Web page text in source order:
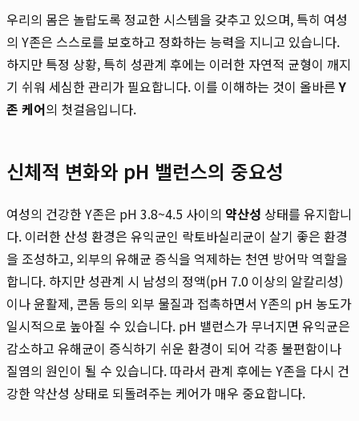
우리의 몸은 놀랍도록 정교한 시스템을 갖추고 있으며, 특히 여성
의 Y존은 스스로를 보호하고 정화하는 능력을 지니고 있습니다.
하지만 특정 상황, 특히 성관계 후에는 이러한 자연적 균형이 깨지
기 쉬워 세심한 관리가 필요합니다. 이를 이해하는 것이 올바른Y
존 케어의 첫걸음입니다.
신체적 변화와 pH 밸런스의 중요성
여성의 건강한 Y존은 pH 3.8~4.5 사이의 약산성 상태를 유지합니
다. 이러한 산성 환경은 유익균인 락토바실리균이 살기 좋은 환경
을 조성하고, 외부의 유해균 증식을 억제하는 천연 방어막 역할을
합니다. 하지만 성관계 시 남성의 정액(pH 7.0 이상의 알칼리성)
이나 윤활제, 콘돔 등의 외부 물질과 접촉하면서 Y존의 pH 농도가
일시적으로 높아질 수 있습니다. pH 밸런스가 무너지면 유익균은
감소하고 유해균이 증식하기 쉬운 환경이 되어 각종 불편함이나
질염의 원인이 될 수 있습니다. 따라서 관계 후에는 Y존을 다시 건
강한 약산성 상태로 되돌려주는 케어가 매우 중요합니다.